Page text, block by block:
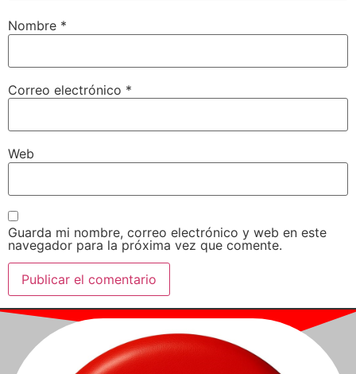
Nombre *
Correo electrónico *
Web
Guarda mi nombre, correo electrónico y web en este
navegador para la próxima vez que comente.